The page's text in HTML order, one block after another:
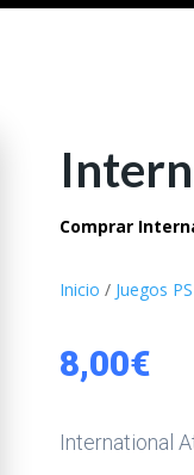
Comprar
Inicio / Juegos
8,00€
International